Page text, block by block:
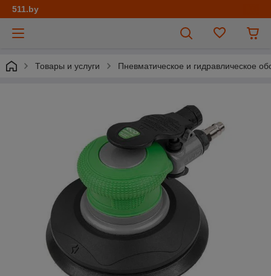
511.by
Товары и услуги Пневматическое и гидравлическое